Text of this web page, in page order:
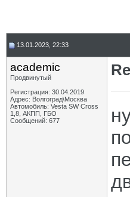
13.01.2023, 22:33
academic
Продвинутый
Регистрация: 30.04.2019
Адрес: Волгоград\Москва
Автомобиль: Vesta SW Cross
1,8, АКПП, ГБО
Сообщений: 677